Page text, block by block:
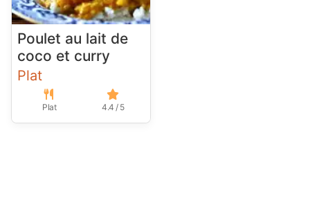
Poulet au lait de
coco et curry
Plat
Plat 4.4 / 5